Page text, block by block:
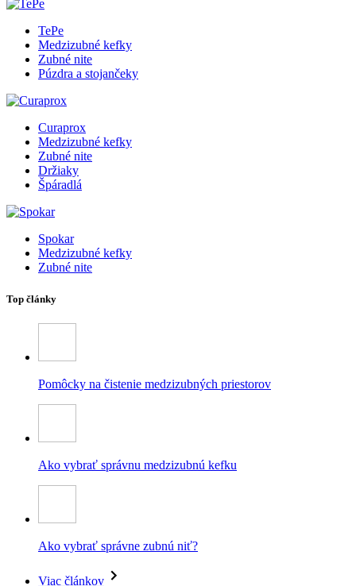
TePe
Medzizubné kefky
Zubné nite
Púzdra a stojančeky
Curaprox
Medzizubné kefky
Zubné nite
Držiaky
Špáradlá
Spokar
Medzizubné kefky
Zubné nite
Top články
Pomôcky na čistenie medzizubných priestorov
Ako vybrať správnu medzizubnú kefku
Ako vybrať správne zubnú niť?
Viac článkov